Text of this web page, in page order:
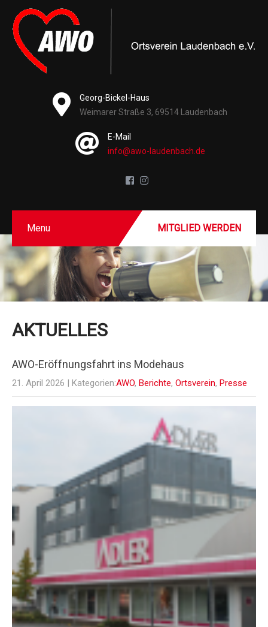
Georg-Bickel-Haus
Weimarer Straße 3, 69514 Laudenbach
E-Mail
info@awo-laudenbach.de
Menu MITGLIED WERDEN
AKTUELLES
AWO-Eröffnungsfahrt ins Modehaus
21. April 2026 | Kategorien:AWO, Berichte, Ortsverein, Presse